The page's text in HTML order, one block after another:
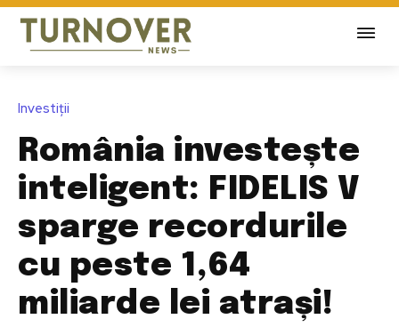
Investiții
România investește
inteligent: FIDELIS V
sparge recordurile
cu peste 1,64
miliarde lei atrași!